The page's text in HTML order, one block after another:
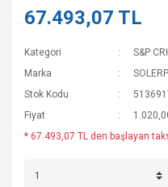
67.493,07 TL
Kategori
S&P
Marka
Stok Kodu
Fiyat
* 67.493,07 TL den başlayan